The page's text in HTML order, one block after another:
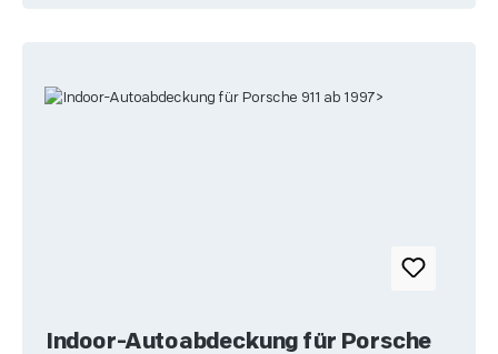
Indoor-Autoabdeckung für Porsche